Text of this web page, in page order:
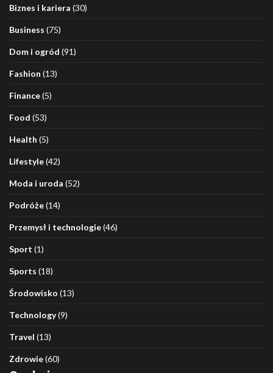
Biznes i kariera (30)
Business (75)
Dom i ogród (91)
Fashion (13)
Finance(5)
Food (53)
Health (5)
Lifestyle(42)
Moda i uroda (52)
Podróże(14)
Przemysł i technologie(46)
Sport (1)
Sports (18)
Środowisko (13)
Technology(9)
Travel (13)
Zdrowie(60)